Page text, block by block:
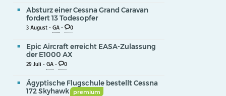
Absturz einer Cessna Grand Caravan
fordert 13 Todesopfer
3 August -GA- 0
Epic Aircraft erreicht EASA-Zulassung
der E1000 AX
29 Juli -GA- 0
Ägyptische Flugschule bestellt Cessna
172 Skyhawk
premium